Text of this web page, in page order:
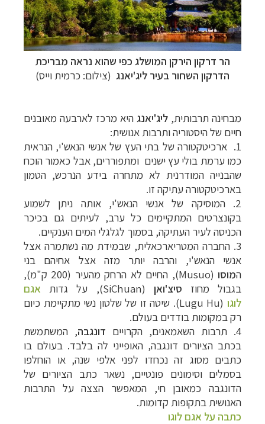
הר דרקון הירקן המושלג כפי שהוא נראה מבריכת
הדרקון השחור בעיר ליג'יאנג (צילום: כרמית וייס)
מבחינה תרבותית, ליג'יאנג היא מרכז לארבעה מאובנים
חיים של היסטוריה ותרבות אנושית:
1.
ארכיטקטורה של בתי העץ של אנשי הנאש'י, הנראית
כמו ערמת בולי עץ ישנים ומתפוררים, אבל כאמור הוכח
שהבנייה המודרנית לא מתחרה בידע הנרכש, הטמון
בארכיטקטורה עתיקה זו.
2.
המוסיקה של אנשי הנאש'י, אותה ניתן לשמוע
בקונצרטים המתקיימים כל ערב, לעיתים גם בכיכר
הכניסה לעיר העתיקה, בסמוך לגלגלי המים הענקיים.
3. החברה המטריארכאלית, שבמידת מה נשתמרה אצל
אנשי הנאש'י, והרבה יותר מזה אצל אחיהם בני
המוסו(Musuo),
החיים לא הרחק מהעיר (200 ק"מ),
בגבול מחוז סיצ'ואן (SiChuan), על גדות אגם
לוגו
(Lugu Hu). שיטה זו של שלטון נשי מתקיימת כיום
רק במקומות בודדים בעולם.
4.
תרבות השאמאנים, הקרויים דונגבה, המשתמשת
בכתב הציורים דונגבה, האופייני לה בלבד. בעולם בו
כתבים מסוג זה נכחדו לפני אלפי שנה, או הוחלפו
בסמלים וסימונים פונטיים, נשאר כתב הציורים של
הדונגבה כמאובן חי, המאפשר הצצה על התרבות
האנושית בתקופות קדומות.
כתבה על אגם לוגו